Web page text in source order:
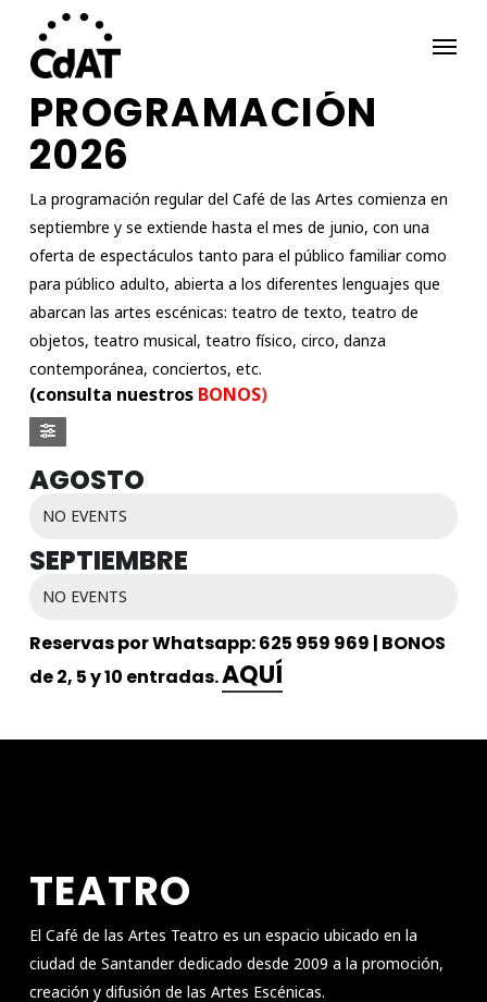
main
content
Menu
PROGRAMACIÓN
2026
La programación regular del Café de las Artes comienza en
septiembre y se extiende hasta el mes de junio, con una
oferta de espectáculos tanto para el público familiar como
para público adulto, abierta a los diferentes lenguajes que
abarcan las artes escénicas: teatro de texto, teatro de
objetos, teatro musical, teatro físico, circo, danza
contemporánea, conciertos, etc.
(consulta nuestros BONOS)
AGOSTO
NO EVENTS
SEPTIEMBRE
NO EVENTS
Reservas por Whatsapp: 625 959 969 | BONOS
de 2, 5 y 10 entradas.AQUÍ
TEATRO
El Café de las Artes Teatro es un espacio ubicado en la
ciudad de Santander dedicado desde 2009 a la promoción,
creación y difusión de las Artes Escénicas.